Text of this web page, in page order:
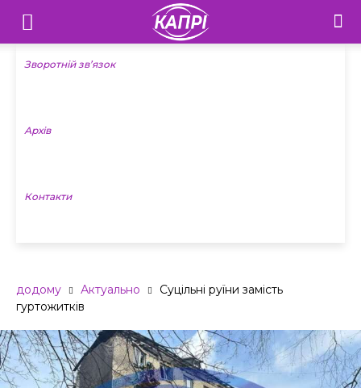
Телебачення
«Капрі»
Новини
Зворотній зв’язок
Архів
Контакти
додому Актуально
Суцільні руїни замість
гуртожитків